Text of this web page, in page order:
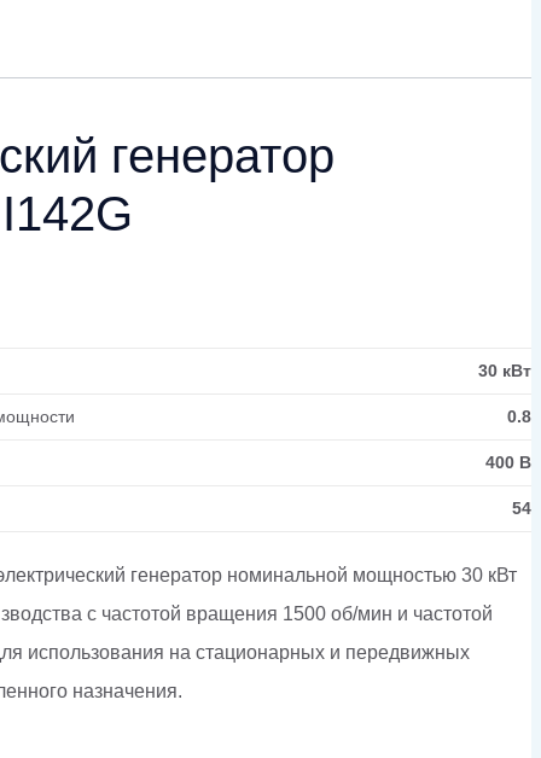
генератор
30 кВт
0.8
400 В
54
генератор номинальной мощностью 30 кВт
с частотой вращения 1500 об/мин и частотой
использования на стационарных и передвижных
назначения.